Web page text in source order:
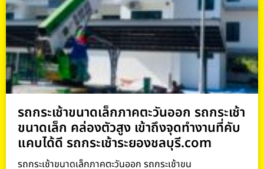
รถกระเช้าขนาดเล็กภาคตะวันออก รถกระเช้า
ขนาดเล็ก คล่องตัวสูง เข้าถึงจุดทำงานที่คับ
แคบได้ดี รถกระเช้าระยองชลบุรี.com
รถกระเช้าขนาดเล็กภาคตะวันออก รถกระเช้าขน